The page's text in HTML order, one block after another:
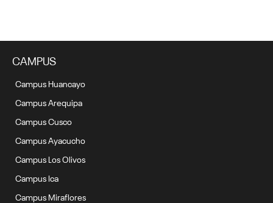
CAMPUS
Campus Huancayo
Campus Arequipa
Campus Cusco
Campus Ayacucho
Campus Los Olivos
Campus Ica
Campus Miraflores